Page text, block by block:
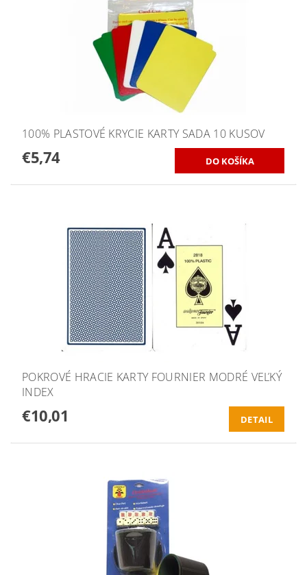
100% PLASTOVÉ KRYCIE KARTY SADA 10 KUSOV
€5,74
POKROVÉ HRACIE KARTY FOURNIER MODRÉ VEĽKÝ
INDEX
€10,01 DETAIL